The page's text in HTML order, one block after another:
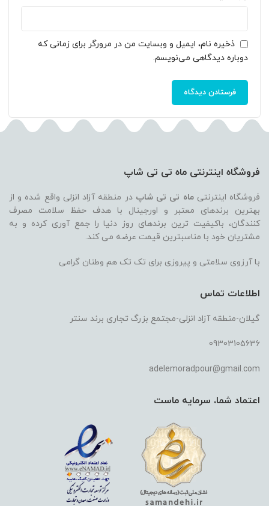
ذخیره نام، ایمیل و وبسایت من در مرورگر برای زمانی که
دوباره دیدگاهی می‌نویسم.
فروشگاه اینترنتی ماه تی تی شاپ
فروشگاه اینترنتیماه تی تی شاپ در منطقه آزاد انزلی واقع شده و از
بهترین برندهای معتبر و اورجینال با هدف حفظ سلامت مصرف
کنندگان، باکیفیت ترین برندهای روز دنیا را جمع آوری کرده و به
مشتریان خود با مناسبترین قیمت عرضه می کند.
با آرزوی سلامتی و پیروزی برای تک تک هم وطنان گرامی
اطلاعات تماس
گیلان-منطقه آزاد انزلی-مجتمع بزرگ تجاری برند سنتر
09303105636
adelemoradpour@gmail.com
اعتماد شما، سرمایه ماست